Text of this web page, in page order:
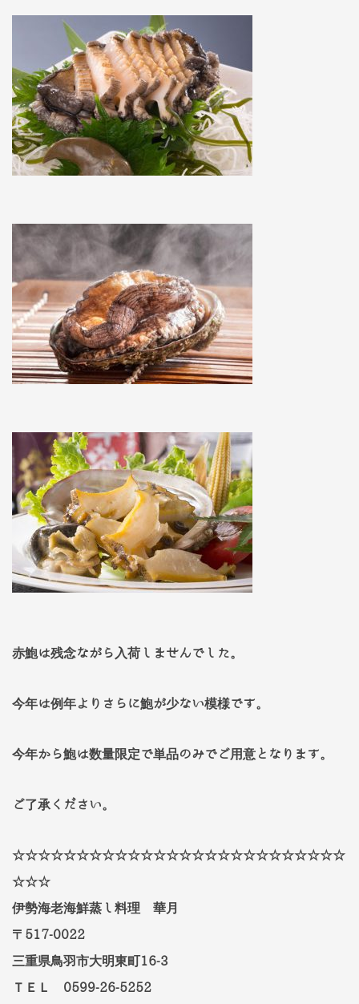
赤鮑は残念ながら入荷しませんでした。
今年は例年よりさらに鮑が少ない模様です。
今年から鮑は数量限定で単品のみでご用意となります。
ご了承ください。
☆☆☆☆☆☆☆☆☆☆☆☆☆☆☆☆☆☆☆☆☆☆☆☆☆☆
☆☆☆
伊勢海老海鮮蒸し料理 華月
〒517-0022
三重県鳥羽市大明東町16-3
ＴＥＬ 0599-26-5252